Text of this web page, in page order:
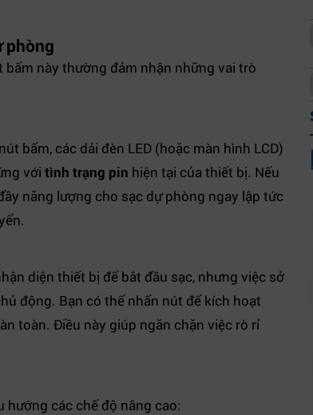
phòng
này thường đảm nhận những vai trò
bấm, các dải đèn LED (hoặc màn hình LCD)
với tình trạng pin hiện tại của thiết bị. Nếu
năng lượng cho sạc dự phòng ngay lập tức
diện thiết bị để bắt đầu sạc, nhưng việc sở
động. Bạn có thể nhấn nút để kích hoạt
toàn. Điều này giúp ngăn chặn việc rò rỉ
các chế độ nâng cao: